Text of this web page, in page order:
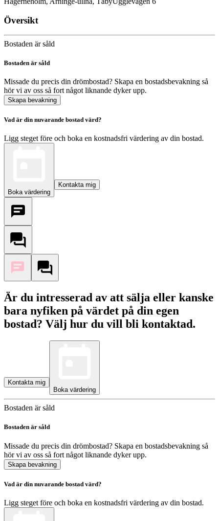
Översikt
Bostaden är såld
Bostaden är såld
Missade du precis din drömbostad? Skapa en bostadsbevakning så
hör vi av oss så fort något liknande dyker upp.
Skapa bevakning
Vad är din nuvarande bostad värd?
Ligg steget före och boka en kostnadsfri värdering av din bostad.
Boka värdering
Kontakta mig
Är du intresserad av att sälja eller kanske
bara nyfiken på värdet på din egen
bostad? Välj hur du vill bli kontaktad.
Kontakta mig
Boka värdering
Bostaden är såld
Bostaden är såld
Missade du precis din drömbostad? Skapa en bostadsbevakning så
hör vi av oss så fort något liknande dyker upp.
Skapa bevakning
Vad är din nuvarande bostad värd?
Ligg steget före och boka en kostnadsfri värdering av din bostad.